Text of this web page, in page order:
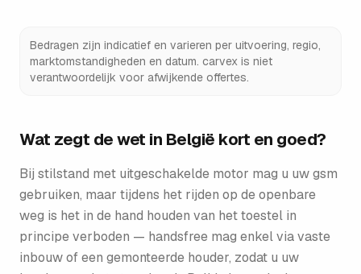
Bedragen zijn indicatief en varieren per uitvoering, regio,
marktomstandigheden en datum. carvex is niet
verantwoordelijk voor afwijkende offertes.
Wat zegt de wet in België kort en goed?
Bij stilstand met uitgeschakelde motor mag u uw gsm
gebruiken, maar tijdens het rijden op de openbare
weg is het in de hand houden van het toestel in
principe verboden — handsfree mag enkel via vaste
inbouw of een gemonteerde houder, zodat u uw